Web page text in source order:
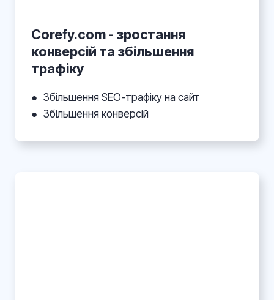
Corefy.com - зростання
конверсій та збільшення
трафіку
● Збільшення SEO-трафіку на сайт
● Збільшення конверсій